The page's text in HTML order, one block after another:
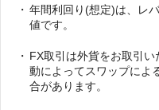
年間利回り(想定)は、レ
値です。
FX取引は外貨をお取引
動によってスワップによ
合があります。